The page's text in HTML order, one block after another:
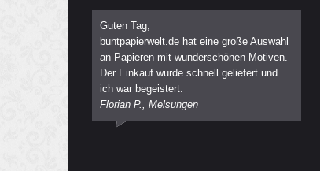
Guten Tag,
buntpapierwelt.de hat eine große Auswahl
an Papieren mit wunderschönen Motiven.
Der Einkauf wurde schnell geliefert und
ich war begeistert.
Florian P., Melsungen